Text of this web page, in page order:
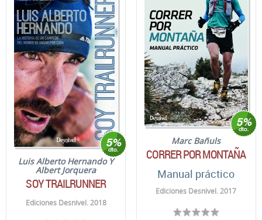
Luis Alberto Hernando Y
Albert Jorquera
SOY TRAILRUNNER
Ediciones Desnivel. 2018
Marc Bañuls
CORRER POR MONTAÑA
Manual práctico
Ediciones Desnivel. 2017